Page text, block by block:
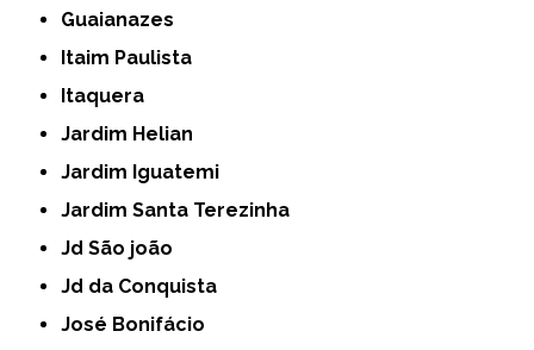
Guaianazes
Itaim Paulista
Itaquera
Jardim Helian
Jardim Iguatemi
Jardim Santa Terezinha
Jd São joão
Jd da Conquista
José Bonifácio